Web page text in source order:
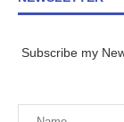
Subscribe my